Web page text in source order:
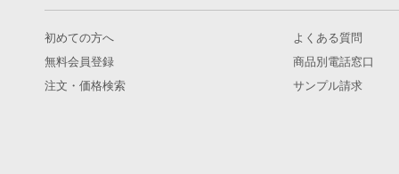
初めての方へ
無料会員登録
注文・価格検索
よくある質問
商品別電話窓口
サンプル請求